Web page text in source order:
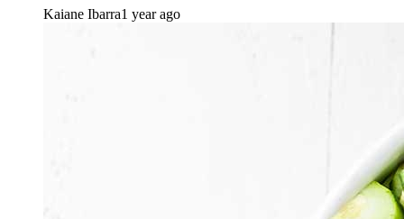
Kaiane Ibarra1 year ago